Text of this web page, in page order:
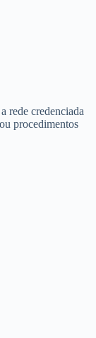
rede credenciada
procedimentos